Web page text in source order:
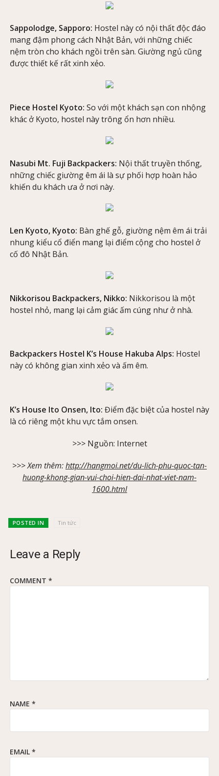
Sappolodge, Sapporo: Hostel này có nội thất độc đáo
mang đậm phong cách Nhật Bản, với những chiếc
nệm tròn cho khách ngồi trên sàn. Giường ngủ cũng
được thiết kế rất xinh xẻo.
Piece Hostel Kyoto: So với một khách sạn con nhộng
khác ở Kyoto, hostel này trông ổn hơn nhiều.
Nasubi Mt. Fuji Backpackers: Nội thất truyền thống,
những chiếc giường êm ái là sự phối hợp hoàn hảo
khiến du khách ưa ở nơi này.
Len Kyoto, Kyoto: Bàn ghế gỗ, giường nệm êm ái trải
nhung kiểu cổ điển mang lại điểm cộng cho hostel ở
cố đô Nhật Bản.
Nikkorisou Backpackers, Nikko: Nikkorisou là một
hostel nhỏ, mang lại cảm giác ấm cúng như ở nhà.
Backpackers Hostel K’s House Hakuba Alps: Hostel
này có không gian xinh xẻo và ấm êm.
K’s House Ito Onsen, Ito: Điểm đặc biệt của hostel này
là có riêng một khu vực tắm onsen.
>>> Nguồn: Internet
>>> Xem thêm:http://hangmoi.net/du-lich-phu-quoc-tan-
huong-khong-gian-vui-choi-hien-dai-nhat-viet-nam-
1600.html
POSTED IN Tin tức
Leave a Reply
COMMENT *
NAME *
EMAIL *